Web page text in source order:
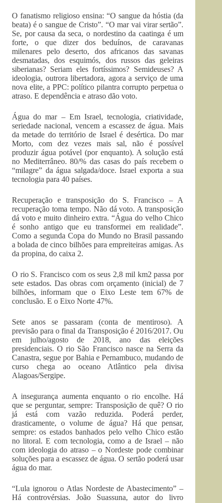
O fanatismo religioso ensina: “O sangue da hóstia (da
beata) é o sangue de Cristo”. “O mar vai virar sertão”.
Se, por causa da seca, o nordestino da caatinga é um
forte, o que dizer dos beduínos, de caravanas
milenares pelo deserto, dos africanos das savanas
desmatadas, dos esquimós, dos russos das geleiras
siberianas? Seriam eles fortíssimos? Semideuses? A
ideologia, outrora libertadora, agora a serviço de uma
nova elite, a PPC: político pilantra corrupto perpetua o
atraso. E dependência e atraso dão voto.
Água do mar – Em Israel, tecnologia, criatividade,
seriedade nacional, vencem a escassez de água. Mais
da metade do território de Israel é desértica. Do mar
Morto, com dez vezes mais sal, não é possível
produzir água potável (por enquanto). A solução está
no Mediterrâneo. 80/% das casas do país recebem o
“milagre” da água salgada/doce. Israel exporta a sua
tecnologia para 40 países.
Recuperação e transposição do S. Francisco – A
recuperação toma tempo. Não dá voto. A transposição
dá voto e muito dinheiro extra. “Água do velho Chico
é sonho antigo que eu transformei em realidade”.
Como a segunda Copa do Mundo no Brasil passando
a bolada de cinco bilhões para empreiteiras amigas. As
da propina, do caixa 2.
O rio S. Francisco com os seus 2,8 mil km2 passa por
sete estados. Das obras com orçamento (inicial) de 7
bilhões, informam que o Eixo Leste tem 67% de
conclusão. E o Eixo Norte 47%.
Sete anos se passaram (conta de mentiroso). A
previsão para o final da Transposição é 2016/2017. Ou
em julho/agosto de 2018, ano das eleições
presidenciais. O rio São Francisco nasce na Serra da
Canastra, segue por Bahia e Pernambuco, mudando de
curso chega ao oceano Atlântico pela divisa
Alagoas/Sergipe.
A insegurança aumenta enquanto o rio encolhe. Há
que se perguntar, sempre: Transposição de quê? O rio
já está com vazão reduzida. Poderá perder,
drasticamente, o volume de água? Há que pensar,
sempre: os estados banhados pelo velho Chico estão
no litoral. E com tecnologia, como a de Israel – não
com ideologia do atraso – o Nordeste pode combinar
soluções para a escassez de água. O sertão poderá usar
água do mar.
“Lula ignorou o Atlas Nordeste de Abastecimento” –
Há controvérsias. João Suassuna, autor do livro